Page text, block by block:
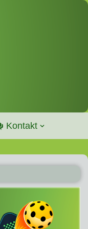
Kontakt